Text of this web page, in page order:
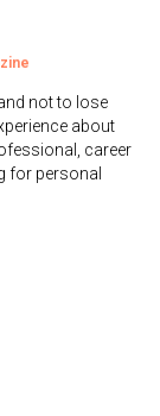
not to lose
about
career
for personal